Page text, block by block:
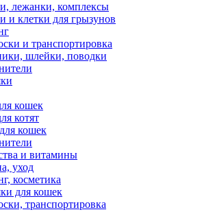
лежанки, комплексы
и клетки для грызунов
и транспортировка
шлейки, поводки
кошек
котят
кошек
и витамины
уход
косметика
для кошек
транспортировка